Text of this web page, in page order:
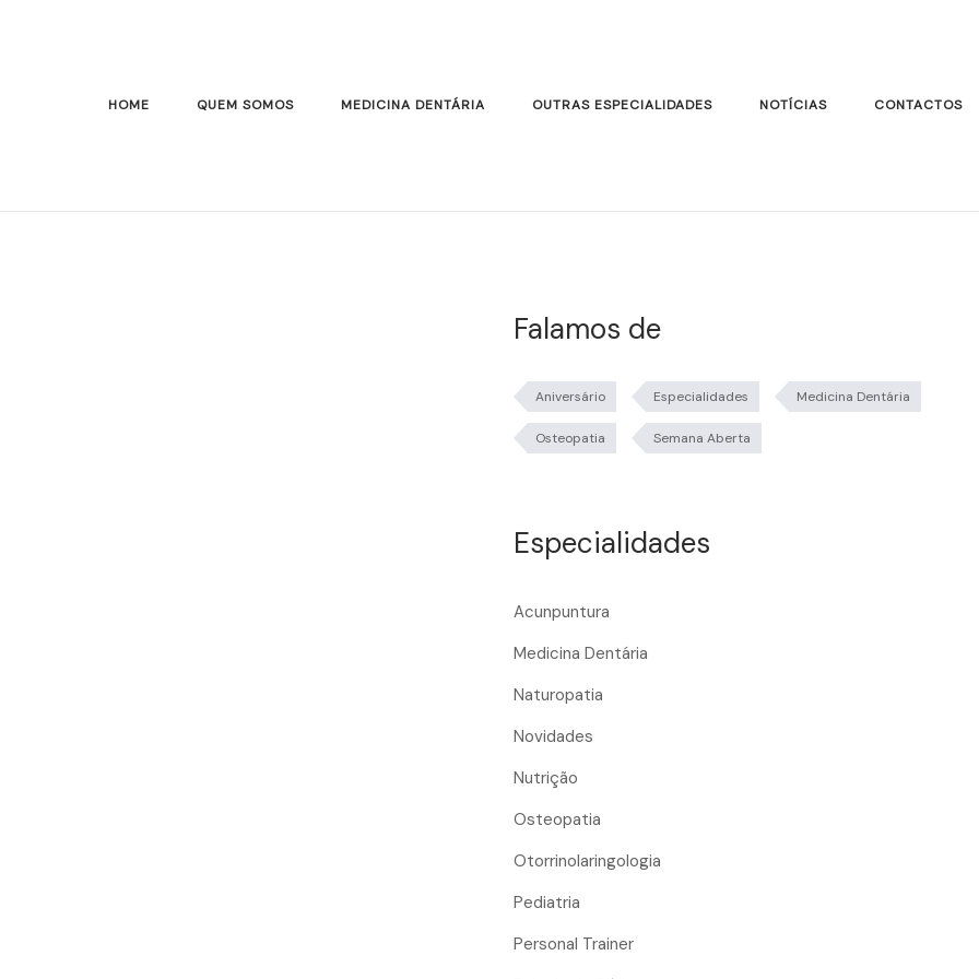
HOME QUEM SOMOS MEDICINA DENTÁRIA OUTRAS ESPECIALIDADES NOTÍCIAS CONTACTOS
Falamos de
Aniversário Especialidades Medicina Dentária
Osteopatia Semana Aberta
Especialidades
Acunpuntura
Medicina Dentária
Naturopatia
Novidades
Nutrição
Osteopatia
Otorrinolaringologia
Pediatria
Personal Trainer